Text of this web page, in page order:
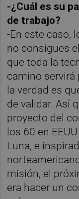
-¿Cuál es su
de trabajo?
-En este caso,
no consigues
que toda la
camino servirá
la verdad es
de validar. Así
proyecto del
los 60 en
Luna, e
misión, el
era hacer un